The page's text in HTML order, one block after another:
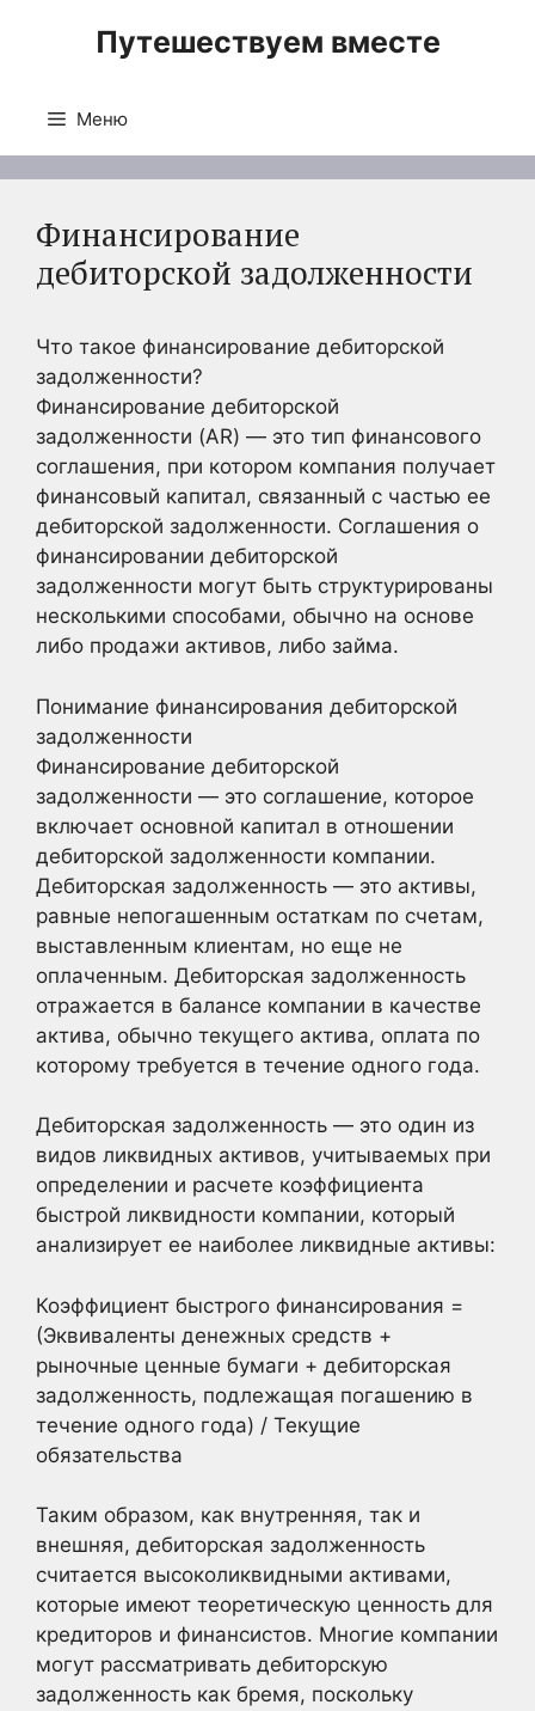
Путешествуем вместе
Меню
Финансирование
дебиторской задолженности
Что такое финансирование дебиторской
задолженности?
Финансирование дебиторской
задолженности (AR) — это тип финансового
соглашения, при котором компания получает
финансовый капитал, связанный с частью ее
дебиторской задолженности. Соглашения о
финансировании дебиторской
задолженности могут быть структурированы
несколькими способами, обычно на основе
либо продажи активов, либо займа.
Понимание финансирования дебиторской
задолженности
Финансирование дебиторской
задолженности — это соглашение, которое
включает основной капитал в отношении
дебиторской задолженности компании.
Дебиторская задолженность — это активы,
равные непогашенным остаткам по счетам,
выставленным клиентам, но еще не
оплаченным. Дебиторская задолженность
отражается в балансе компании в качестве
актива, обычно текущего актива, оплата по
которому требуется в течение одного года.
Дебиторская задолженность — это один из
видов ликвидных активов, учитываемых при
определении и расчете коэффициента
быстрой ликвидности компании, который
анализирует ее наиболее ликвидные активы:
Коэффициент быстрого финансирования =
(Эквиваленты денежных средств +
рыночные ценные бумаги + дебиторская
задолженность, подлежащая погашению в
течение одного года) / Текущие
обязательства
Таким образом, как внутренняя, так и
внешняя, дебиторская задолженность
считается высоколиквидными активами,
которые имеют теоретическую ценность для
кредиторов и финансистов. Многие компании
могут рассматривать дебиторскую
задолженность как бремя, поскольку